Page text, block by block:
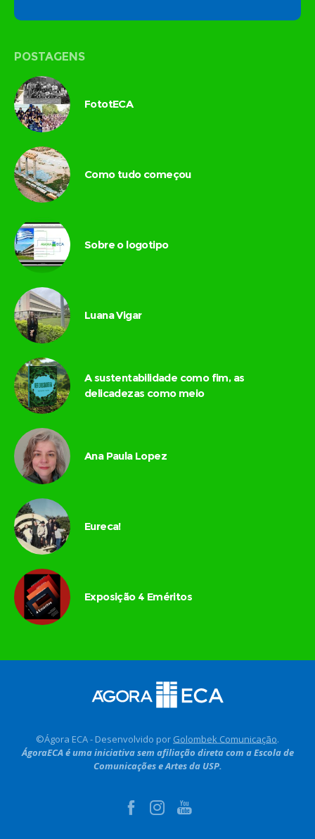
POSTAGENS
FototECA
Como tudo começou
Sobre o logotipo
Luana Vigar
A sustentabilidade como fim, as
delicadezas como meio
Ana Paula Lopez
Eureca!
Exposição 4 Eméritos
©Ágora ECA - Desenvolvido por Golombek Comunicação.
ÁgoraECA é uma iniciativa sem afiliação direta com a Escola de
Comunicações e Artes da USP.